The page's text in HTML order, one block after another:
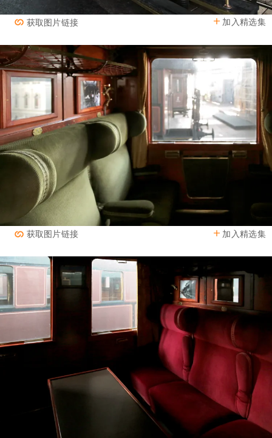
加入精选集
获取图片链接
加入精选集
获取图片链接